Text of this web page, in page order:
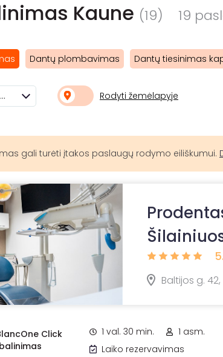
Kaune (19) 19
Dantų plombavimas Dantų tiesinimas
Rekomenduojami Rodyti žemėlapyje
gali turėti įtakos paslaugų rodymo eiliškumui.
Baltijos g.
Click
1 val. 30 min.
1 asm.
Laiko rezervavimas